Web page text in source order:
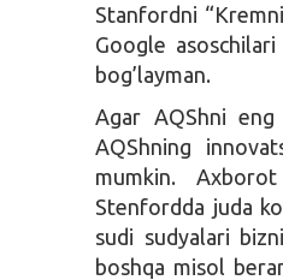
Stanfordni
Google
bog’layman.
Agar AQShni
AQShning
mumkin.
Stenfordda juda
sudi sudyalari
boshqa misol